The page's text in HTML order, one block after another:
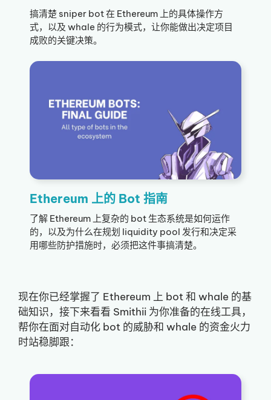
搞清楚 sniper bot 在 Ethereum 上的具体操作方
式，以及 whale 的行为模式，让你能做出决定项目
成败的关键决策。
Ethereum 上的 Bot 指南
了解 Ethereum 上复杂的 bot 生态系统是如何运作
的，以及为什么在规划 liquidity pool 发行和决定采
用哪些防护措施时，必须把这件事搞清楚。
现在你已经掌握了 Ethereum 上 bot 和 whale 的基
础知识，接下来看看 Smithii 为你准备的在线工具，
帮你在面对自动化 bot 的威胁和 whale 的资金火力
时站稳脚跟：